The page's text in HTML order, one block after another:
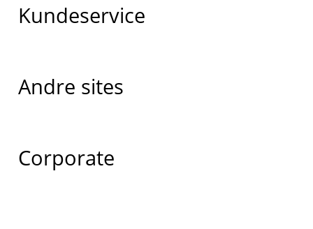
Kundeservice
Andre sites
Corporate